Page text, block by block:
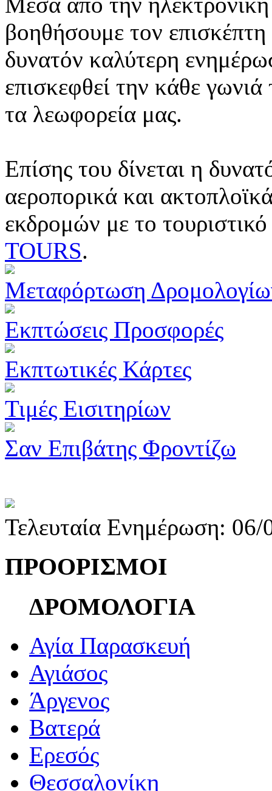
βοηθήσουμε τον
δυνατόν καλύτερη
επισκεφθεί την κάθε
τα λεωφορεία μας.
Επίσης του δίνεται η
αεροπορικά και
εκδρομών με το
TOURS.
Μεταφόρτωση
Εκπτώσεις Προσφορές
Εκπτωτικές Κάρτες
Τιμές Εισιτηρίων
Σαν Επιβάτης Φροντίζω
Τελευταία Ενημέρωση:
ΠΡΟΟΡΙΣΜΟΙ
ΔΡΟΜΟΛΟΓΙΑ
Αγία Παρασκευή
Αγιάσος
Άργενος
Βατερά
Ερεσός
Θεσσαλονίκη